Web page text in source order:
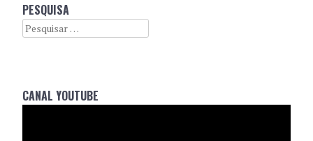
PESQUISA
Search
CANAL YOUTUBE